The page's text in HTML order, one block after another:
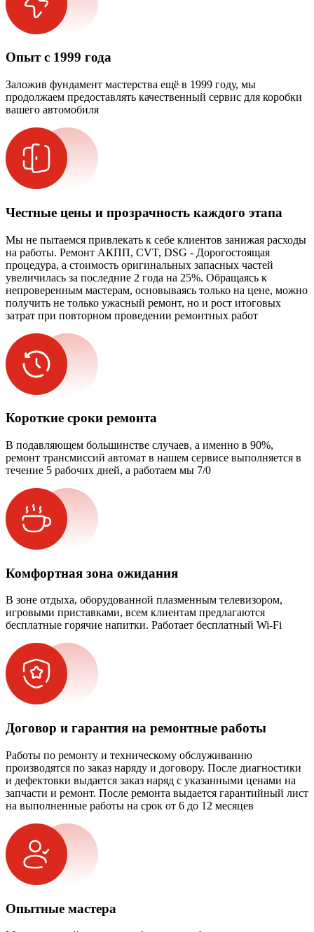
Опыт с 1999 года
Заложив фундамент мастерства ещё в 1999 году, мы
продолжаем предоставлять качественный сервис для коробки
вашего автомобиля
Честные цены и прозрачность каждого этапа
Мы не пытаемся привлекать к себе клиентов занижая расходы
на работы. Ремонт АКПП, CVT, DSG - Дорогостоящая
процедура, а стоимость оригинальных запасных частей
увеличилась за последние 2 года на 25%. Обращаясь к
непроверенным мастерам, основываясь только на цене, можно
получить не только ужасный ремонт, но и рост итоговых
затрат при повторном проведении ремонтных работ
Короткие сроки ремонта
В подавляющем большинстве случаев, а именно в 90%,
ремонт трансмиссий автомат в нашем сервисе выполняется в
течение 5 рабочих дней, а работаем мы 7/0
Комфортная зона ожидания
В зоне отдыха, оборудованной плазменным телевизором,
игровыми приставками, всем клиентам предлагаются
бесплатные горячие напитки. Работает бесплатный Wi-Fi
Договор и гарантия на ремонтные работы
Работы по ремонту и техническому обслуживанию
производятся по заказ наряду и договору. После диагностики
и дефектовки выдается заказ наряд с указанными ценами на
запчасти и ремонт. После ремонта выдается гарантийный лист
на выполненные работы на срок от 6 до 12 месяцев
Опытные мастера